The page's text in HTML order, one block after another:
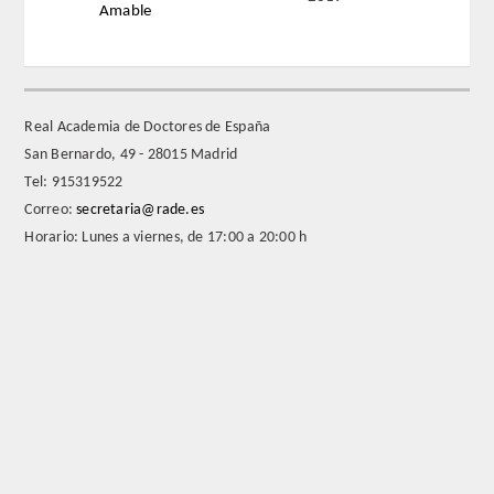
ACADÉMICOS
SECCIONES
Amable
Real Academia de Doctores de España
San Bernardo, 49 - 28015 Madrid
Tel: 915319522
Correo:secretaria@rade.es
Horario: Lunes a viernes, de 17:00 a 20:00 h